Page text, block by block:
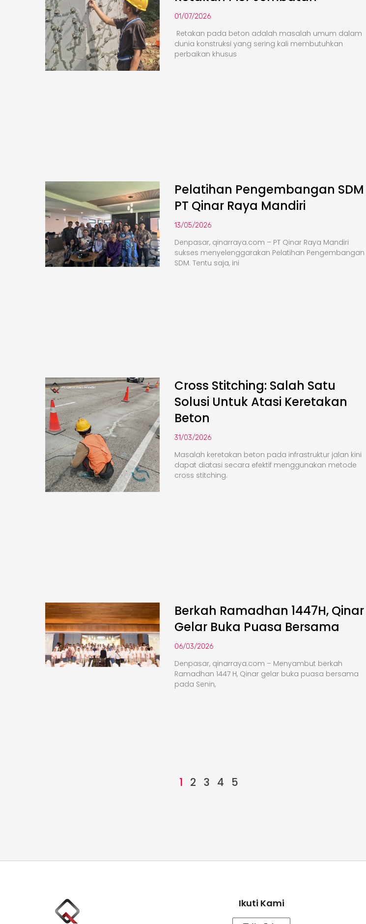
01/07/2026
Retakan pada beton adalah masalah umum dalam
dunia konstruksi yang sering kali membutuhkan
perbaikan khusus
Pelatihan Pengembangan SDM
PT Qinar Raya Mandiri
13/05/2026
Denpasar, qinarraya.com – PT Qinar Raya Mandiri
sukses menyelenggarakan Pelatihan Pengembangan
SDM. Tentu saja, ini
Cross Stitching: Salah Satu
Solusi Untuk Atasi Keretakan
Beton
31/03/2026
Masalah keretakan beton pada infrastruktur jalan kini
dapat diatasi secara efektif menggunakan metode
cross stitching.
Berkah Ramadhan 1447H, Qinar
Gelar Buka Puasa Bersama
06/03/2026
Denpasar, qinarraya.com – Menyambut berkah
Ramadhan 1447 H, Qinar gelar buka puasa bersama
pada Senin,
1 2 3 4 5
Ikuti Kami